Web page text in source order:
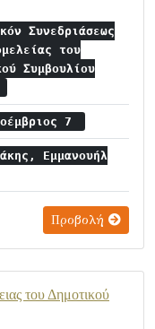
Συνεδριάσεως
τoυ
Συμβουλίου
7
Εμμανουήλ
Προβολή
του Δημοτικού